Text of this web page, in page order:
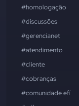
#homologação
#discussões
#gerencianet
#atendimento
#cliente
#cobranças
#comunidade efí